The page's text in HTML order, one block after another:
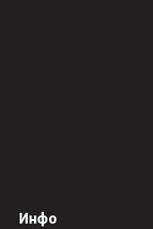
Инфо